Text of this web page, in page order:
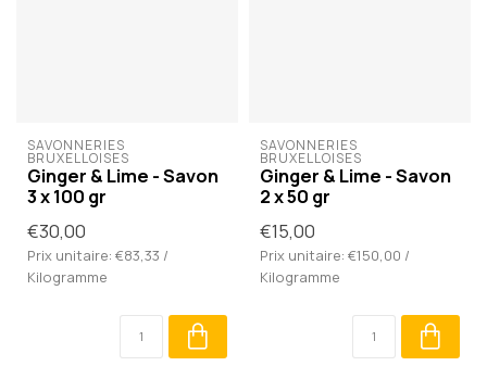
SAVONNERIES
BRUXELLOISES
Ginger & Lime - Savon
3 x 100 gr
€30,00
Prix unitaire: €83,33 /
Kilogramme
SAVONNERIES
BRUXELLOISES
Ginger & Lime - Savon
2 x 50 gr
€15,00
Prix unitaire: €150,00 /
Kilogramme